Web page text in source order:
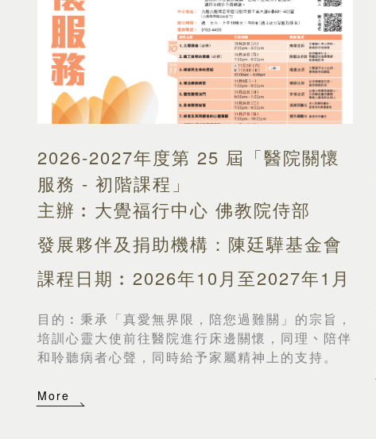
2026-2027年度第 25 屆「醫院關懷
服務 - 初階課程」
主辦︰大覺福行中心 佛教院侍部
發展夥伴及捐助機構：陳廷驊基金會
課程日期︰2026年10月至2027年1月
目的︰ 秉承「真愛無界限，陪您過難關」的宗旨，
培訓心靈大使前往醫院進行床邊關懷，同理 、 陪伴
和聆聽病者心聲，同時給予家屬精神上的支持。
More